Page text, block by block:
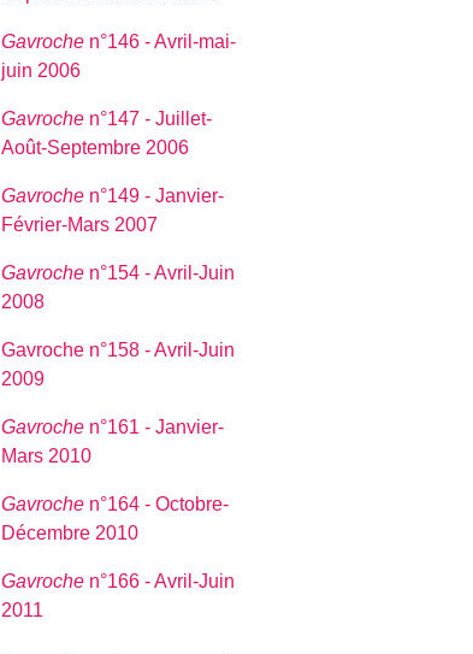
Gavroche n°146 - Avril-mai-
juin 2006
Gavroche n°147 - Juillet-
Août-Septembre 2006
Gavroche n°149 - Janvier-
Février-Mars 2007
Gavroche n°154 - Avril-Juin
2008
Gavroche n°158 - Avril-Juin
2009
Gavroche n°161 - Janvier-
Mars 2010
Gavroche n°164 - Octobre-
Décembre 2010
Gavroche n°166 - Avril-Juin
2011